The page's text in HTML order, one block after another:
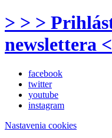
> > >
newslettera
facebook
twitter
youtube
instagram
Nastavenia cookies